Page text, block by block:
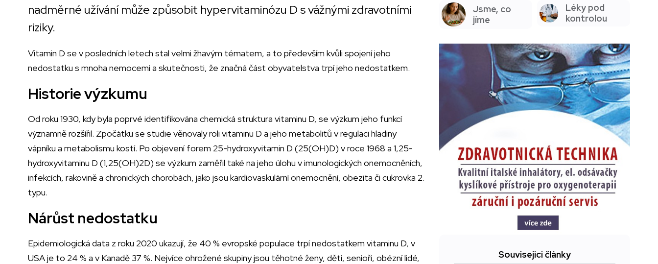
nadměrné užívání může způsobit hypervitaminózu D s vážnými zdravotními
riziky.
Vitamin D se v posledních letech stal velmi žhavým tématem, a to především kvůli spojení jeho
nedostatku s mnoha nemocemi a skutečnosti, že značná část obyvatelstva trpí jeho nedostatkem.
Historie výzkumu
Od roku 1930, kdy byla poprvé identifikována chemická struktura vitaminu D, se výzkum jeho funkcí
významně rozšířil. Zpočátku se studie věnovaly roli vitaminu D a jeho metabolitů v regulaci hladiny
vápníku a metabolismu kostí. Po objevení forem 25-hydroxyvitamin D (25(OH)D) v roce 1968 a 1,25-
hydroxyvitaminu D (1,25(OH)2D) se výzkum zaměřil také na jeho úlohu v imunologických onemocněních,
infekcích, rakovině a chronických chorobách, jako jsou kardiovaskulární onemocnění, obezita či cukrovka 2.
typu.
Nárůst nedostatku
Epidemiologická data z roku 2020 ukazují, že 40 % evropské populace trpí nedostatkem vitaminu D, v
USA je to 24 % a v Kanadě 37 %. Nejvíce ohrožené skupiny jsou těhotné ženy, děti, senioři, obézní lidé,
Jsme, co
jíme
Léky pod
kontrolou
Související články